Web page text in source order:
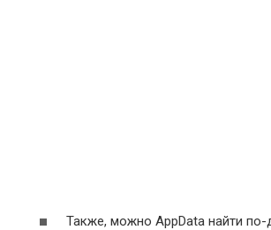
Также, можно AppData найти по-